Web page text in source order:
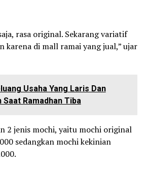
rasa original. Sekarang variatif
karena di mall ramai yang jual,” ujar
Usaha Yang Laris Dan
Ramadhan Tiba
2 jenis mochi, yaitu mochi original
sedangkan mochi kekinian